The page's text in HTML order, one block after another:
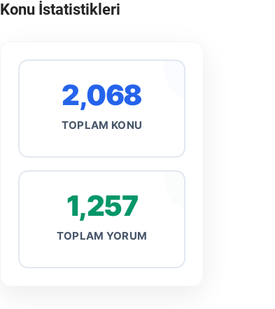
Konu İstatistikleri
2,068
TOPLAM KONU
1,257
TOPLAM YORUM